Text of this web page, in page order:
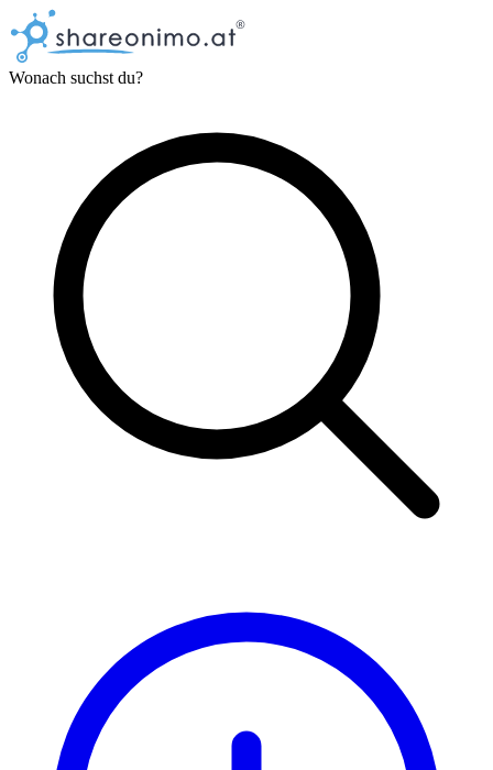
Wonach suchst du?